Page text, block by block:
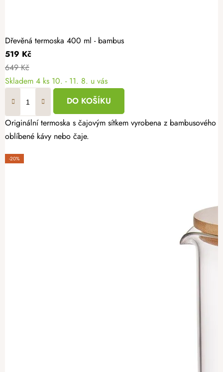
Dřevěná termoska 400 ml - bambus
519 Kč
649 Kč
Skladem 4 ks 10. - 11. 8. u vás
DO KOŠÍKU
Originální termoska s čajovým sítkem vyrobena z
oblíbené kávy nebo čaje.
-20%